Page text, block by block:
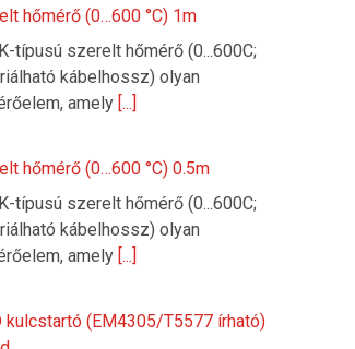
hőmérő (0…600 °C) 1m
típusú szerelt hőmérő (0...600C;
kábelhossz) olyan
amely [...]
hőmérő (0…600 °C) 0.5m
típusú szerelt hőmérő (0...600C;
kábelhossz) olyan
amely [...]
kulcstartó (EM4305/T5577 írható)